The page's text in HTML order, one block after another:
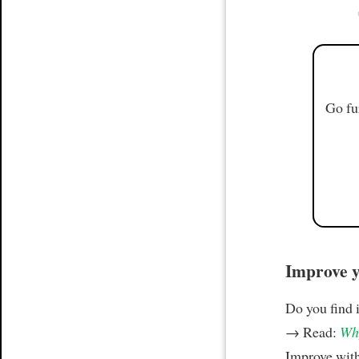
Go
Improve
Do you
→ Read: